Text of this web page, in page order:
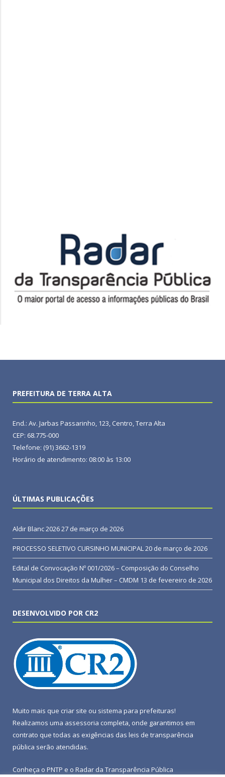
PREFEITURA DE TERRA ALTA
End.: Av. Jarbas Passarinho, 123, Centro, Terra Alta
CEP: 68.775-000
Telefone: (91) 3662-1319
Horário de atendimento: 08:00 às 13:00
ÚLTIMAS PUBLICAÇÕES
Aldir Blanc 202627 de março de 2026
PROCESSO SELETIVO CURSINHO MUNICIPAL20 de março de 2026
Edital de Convocação Nº 001/2026 – Composição do Conselho
Municipal dos Direitos da Mulher – CMDM 13 de fevereiro de 2026
DESENVOLVIDO POR CR2
Muito mais que criar site ou sistema para prefeituras!
Realizamos uma assessoria completa, onde garantimos em
contrato que todas as exigências das leis de transparência
pública serão atendidas.
Conheça o PNTP e o Radar da Transparência Pública